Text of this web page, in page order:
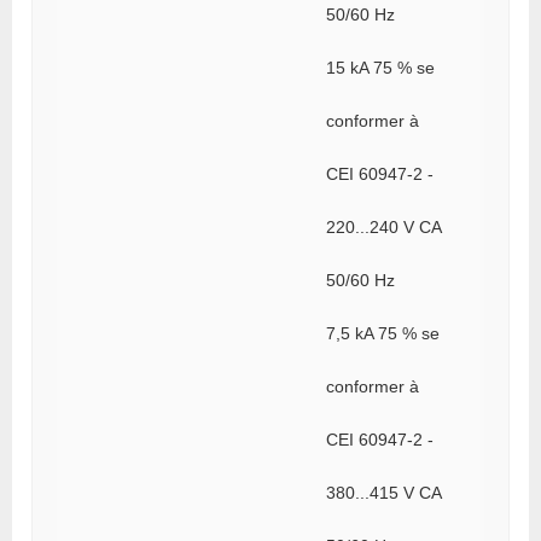
50/60 Hz
15 kA 75 % se
conformer à
CEI 60947-2 -
220...240 V CA
50/60 Hz
7,5 kA 75 % se
conformer à
CEI 60947-2 -
380...415 V CA